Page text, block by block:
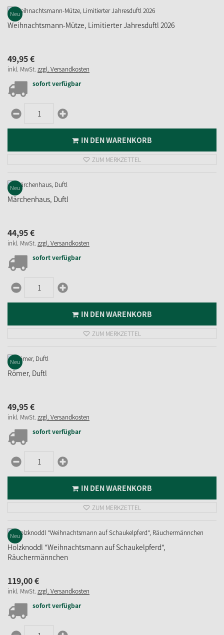
Neu
Weihnachtsmann-Mütze, Limitierter Jahresduftl 2026
49,95€
inkl. MwSt. zzgl. Versandkosten
sofort verfügbar
IN DEN WARENKORB
ZUM MERKZETTEL
Neu
Märchenhaus, Duftl
44,95€
inkl. MwSt. zzgl. Versandkosten
sofort verfügbar
IN DEN WARENKORB
ZUM MERKZETTEL
Neu
Römer, Duftl
49,95€
inkl. MwSt. zzgl. Versandkosten
sofort verfügbar
IN DEN WARENKORB
ZUM MERKZETTEL
Neu
Holzknoddl "Weihnachtsmann auf Schaukelpferd",
Räuchermännchen
119,00€
inkl. MwSt. zzgl. Versandkosten
sofort verfügbar